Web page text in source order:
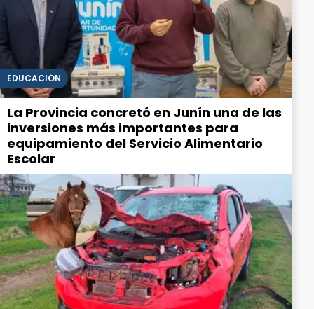
EDUCACIÓN
La Provincia concretó en Junín una de las
inversiones más importantes para
equipamiento del Servicio Alimentario
Escolar